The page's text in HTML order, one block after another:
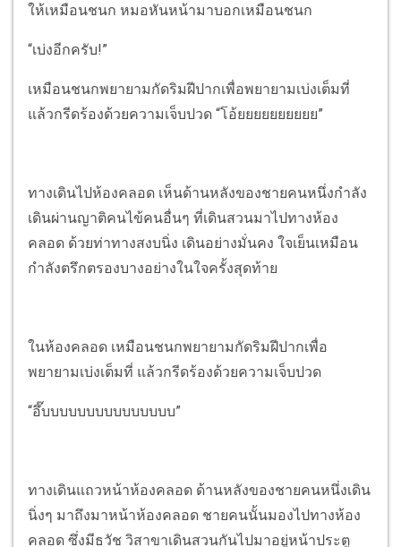
ให้เหมือนชนก หมอหันหน้ามาบอกเหมือนชนก
“เบ่งอีกครับ!”
เหมือนชนกพยายามกัดริมฝีปากเพื่อพยายามเบ่งเต็มที่
แล้วกรีดร้องด้วยความเจ็บปวด “โอ้ยยยยยยยยยย”
ทางเดินไปห้องคลอด เห็นด้านหลังของชายคนหนึ่งกำลัง
เดินผ่านญาติคนไข้คนอื่นๆ ที่เดินสวนมาไปทางห้อง
คลอด ด้วยท่าทางสงบนิ่ง เดินอย่างมั่นคง ใจเย็นเหมือน
กำลังตรึกตรองบางอย่างในใจครั้งสุดท้าย
ในห้องคลอด เหมือนชนกพยายามกัดริมฝีปากเพื่อ
พยายามเบ่งเต็มที่ แล้วกรีดร้องด้วยความเจ็บปวด
“อึ๊บบบบบบบบบบบบบบบ”
ทางเดินแถวหน้าห้องคลอด ด้านหลังของชายคนหนึ่งเดิน
นิ่งๆ มาถึงมาหน้าห้องคลอด ชายคนนั้นมองไปทางห้อง
คลอด ซึ่งมีธวัช วิสาขาเดินสวนกันไปมาอยู่หน้าประตู